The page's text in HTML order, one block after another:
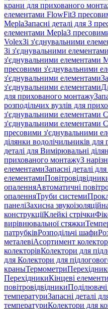
крани для прихованого
елементами FlowFitЗ
MeplaЗапасні деталі для З
елементами MeplaЗ
VolexЗі з'єднувальними
Зі з'єднувальними
з'єднувальними елементами
пресовими з'єднувальними
з'єднувальними елементами
з'єднувальними елементами
для прихованого монтажу
розподільчих вузлів для
з'єднувальними елементами
з'єднувальними елементами
пресовими з'єднувальними
ділянки водолічильників
деталі для Вимірювальні
прихованого монтажуЗ
елементамиЗапасні деталі
елементами
опаленняАвтоматичні
опаленняТруби системи
панеліЗахисна
конструкціїКлейкі стрічки
вирівнювальної стяжки
патрубківРозподільчі шафи
металевіАсортимент
колекторівКолектори для
для Колектори для
краныТермометри
ПерехідникиКінцеві
повітровідвідники
температуриЗапасні деталі
температуриКолектори для